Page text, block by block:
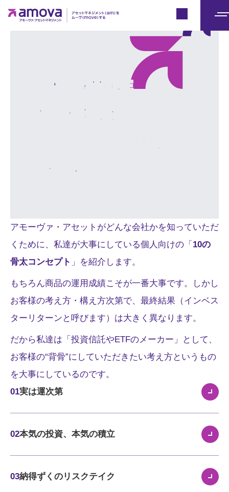
自ら人生をMOVE
しようとするあなたへ
～アモーヴァの考える
“衣食住・投信”
アモーヴァ・アセットがどんな会社かを知っていただ
くために、私達が大事にしている個人向けの「 10の
骨太コンセプト 」を紹介します。
もちろん商品の運用成績こそが一番大事です。しかし
お客様の考え方・構え方次第で、最終結果（インベス
ターリターンと呼びます）は大きく異なります。
だから私達は「投資信託やETFのメーカー」として、
お客様の“背骨”にしていただきたい考え方というもの
を大事にしているのです。
01実は運次第
02本気の投資、本気の積立
03納得ずくのリスクテイク